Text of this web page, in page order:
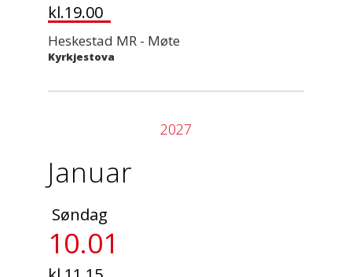
kl.19.00
Heskestad MR - Møte
Kyrkjestova
2027
Januar
Søndag
10.01